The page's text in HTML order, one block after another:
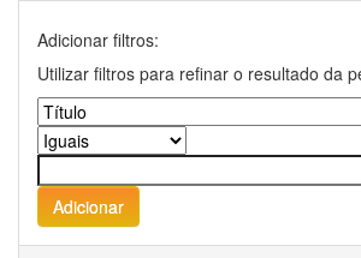
Adicionar filtros:
Utilizar filtros para refinar o resultado da